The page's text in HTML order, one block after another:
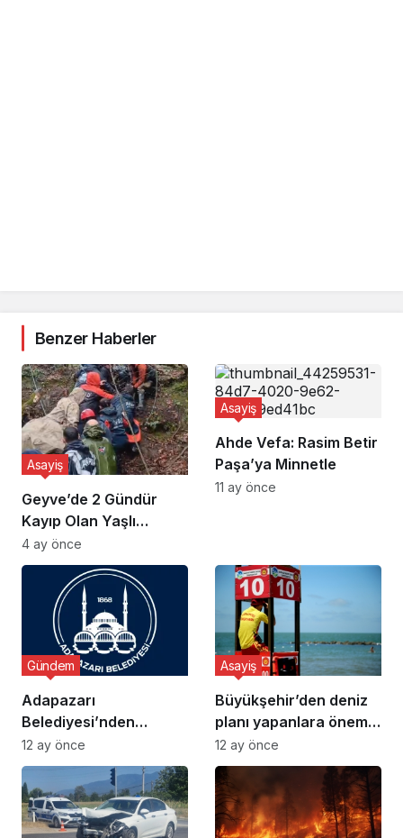
Benzer Haberler
Geyve’de 2 Gündür
Kayıp Olan Yaşlı
Adamın Cansız Bedeni
Bulundu
Asayiş
4 ay önce
Ahde Vefa: Rasim Betir
Paşa’ya Minnetle
Asayiş
11 ay önce
Adapazarı
Belediyesi’nden
Dolandırıcılık Uyarısı
Gündem
12 ay önce
Büyükşehir’den deniz
planı yapanlara önemli
uyarı
Asayiş
12 ay önce